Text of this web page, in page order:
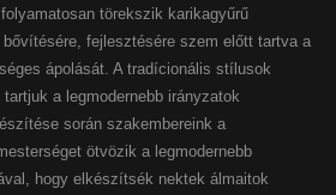
törekszik karikagyűrű
fejlesztésére szem előtt tartva a
ápolását. A tradícionális stílusok
a legmodernebb irányzatok
során szakembereink a
ötvözik a legmodernebb
hogy elkészítsék nektek álmaitok